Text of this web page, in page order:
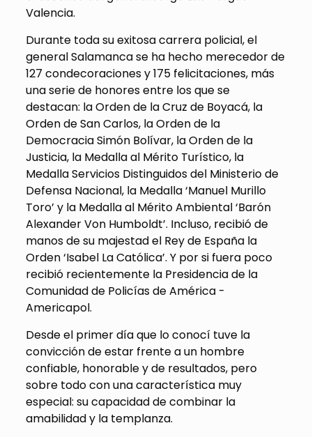
Valencia.
Durante toda su exitosa carrera policial, el
general Salamanca se ha hecho merecedor de
127 condecoraciones y 175 felicitaciones, más
una serie de honores entre los que se
destacan: la Orden de la Cruz de Boyacá, la
Orden de San Carlos, la Orden de la
Democracia Simón Bolívar, la Orden de la
Justicia, la Medalla al Mérito Turístico, la
Medalla Servicios Distinguidos del Ministerio de
Defensa Nacional, la Medalla ‘Manuel Murillo
Toro’ y la Medalla al Mérito Ambiental ‘Barón
Alexander Von Humboldt’. Incluso, recibió de
manos de su majestad el Rey de España la
Orden ‘Isabel La Católica’. Y por si fuera poco
recibió recientemente la Presidencia de la
Comunidad de Policías de América -
Americapol.
Desde el primer día que lo conocí tuve la
convicción de estar frente a un hombre
confiable, honorable y de resultados, pero
sobre todo con una característica muy
especial: su capacidad de combinar la
amabilidad y la templanza.